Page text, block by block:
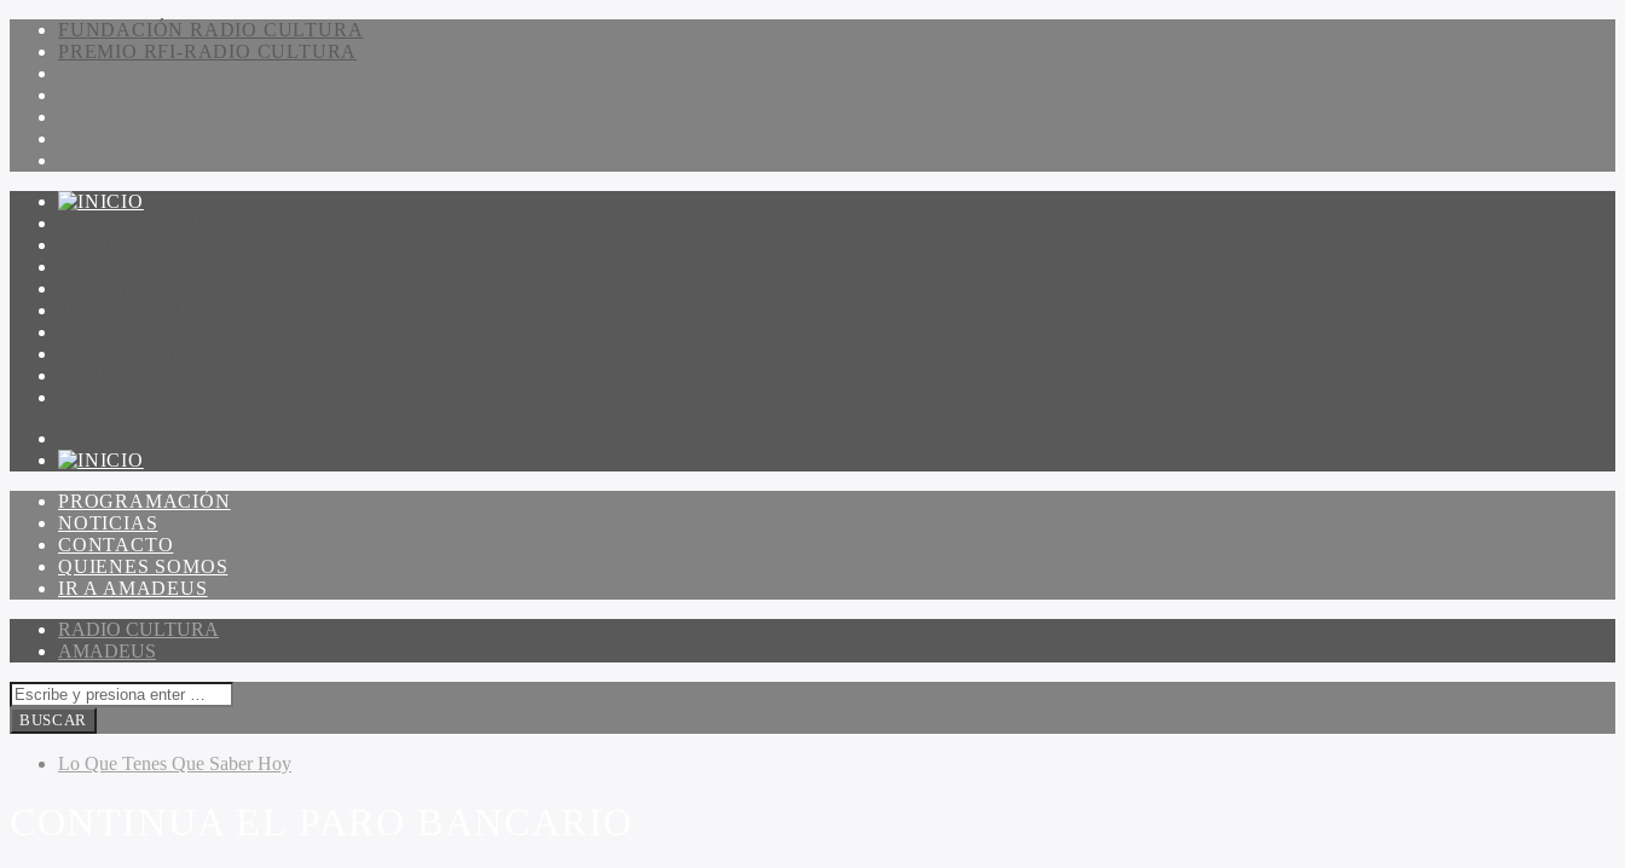
FUNDACIÓN RADIO CULTURA
PREMIO RFI-RADIO CULTURA
PROGRAMACIÓN
NOTICIAS
CONTACTO
QUIENES SOMOS
IR A AMADEUS
RADIO CULTURA
AMADEUS
Lo Que Tenes Que Saber Hoy